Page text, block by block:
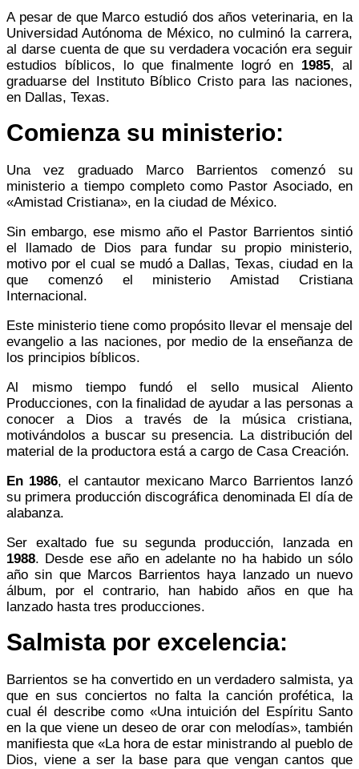
A pesar de que Marco estudió dos años veterinaria, en la
Universidad Autónoma de México, no culminó la carrera,
al darse cuenta de que su verdadera vocación era seguir
estudios bíblicos, lo que finalmente logró en 1985, al
graduarse del Instituto Bíblico Cristo para las naciones,
en Dallas, Texas.
Comienza su ministerio:
Una vez graduado Marco Barrientos comenzó su
ministerio a tiempo completo como Pastor Asociado, en
«Amistad Cristiana», en la ciudad de México.
Sin embargo, ese mismo año el Pastor Barrientos sintió
el llamado de Dios para fundar su propio ministerio,
motivo por el cual se mudó a Dallas, Texas, ciudad en la
que comenzó el ministerio Amistad Cristiana
Internacional.
Este ministerio tiene como propósito llevar el mensaje del
evangelio a las naciones, por medio de la enseñanza de
los principios bíblicos.
Al mismo tiempo fundó el sello musical Aliento
Producciones, con la finalidad de ayudar a las personas a
conocer a Dios a través de la música cristiana,
motivándolos a buscar su presencia. La distribución del
material de la productora está a cargo de Casa Creación.
En 1986, el cantautor mexicano Marco Barrientos lanzó
su primera producción discográfica denominada El día de
alabanza.
Ser exaltado fue su segunda producción, lanzada en
1988. Desde ese año en adelante no ha habido un sólo
año sin que Marcos Barrientos haya lanzado un nuevo
álbum, por el contrario, han habido años en que ha
lanzado hasta tres producciones.
Salmista por excelencia:
Barrientos se ha convertido en un verdadero salmista, ya
que en sus conciertos no falta la canción profética, la
cual él describe como «Una intuición del Espíritu Santo
en la que viene un deseo de orar con melodías», también
manifiesta que «La hora de estar ministrando al pueblo de
Dios, viene a ser la base para que vengan cantos que